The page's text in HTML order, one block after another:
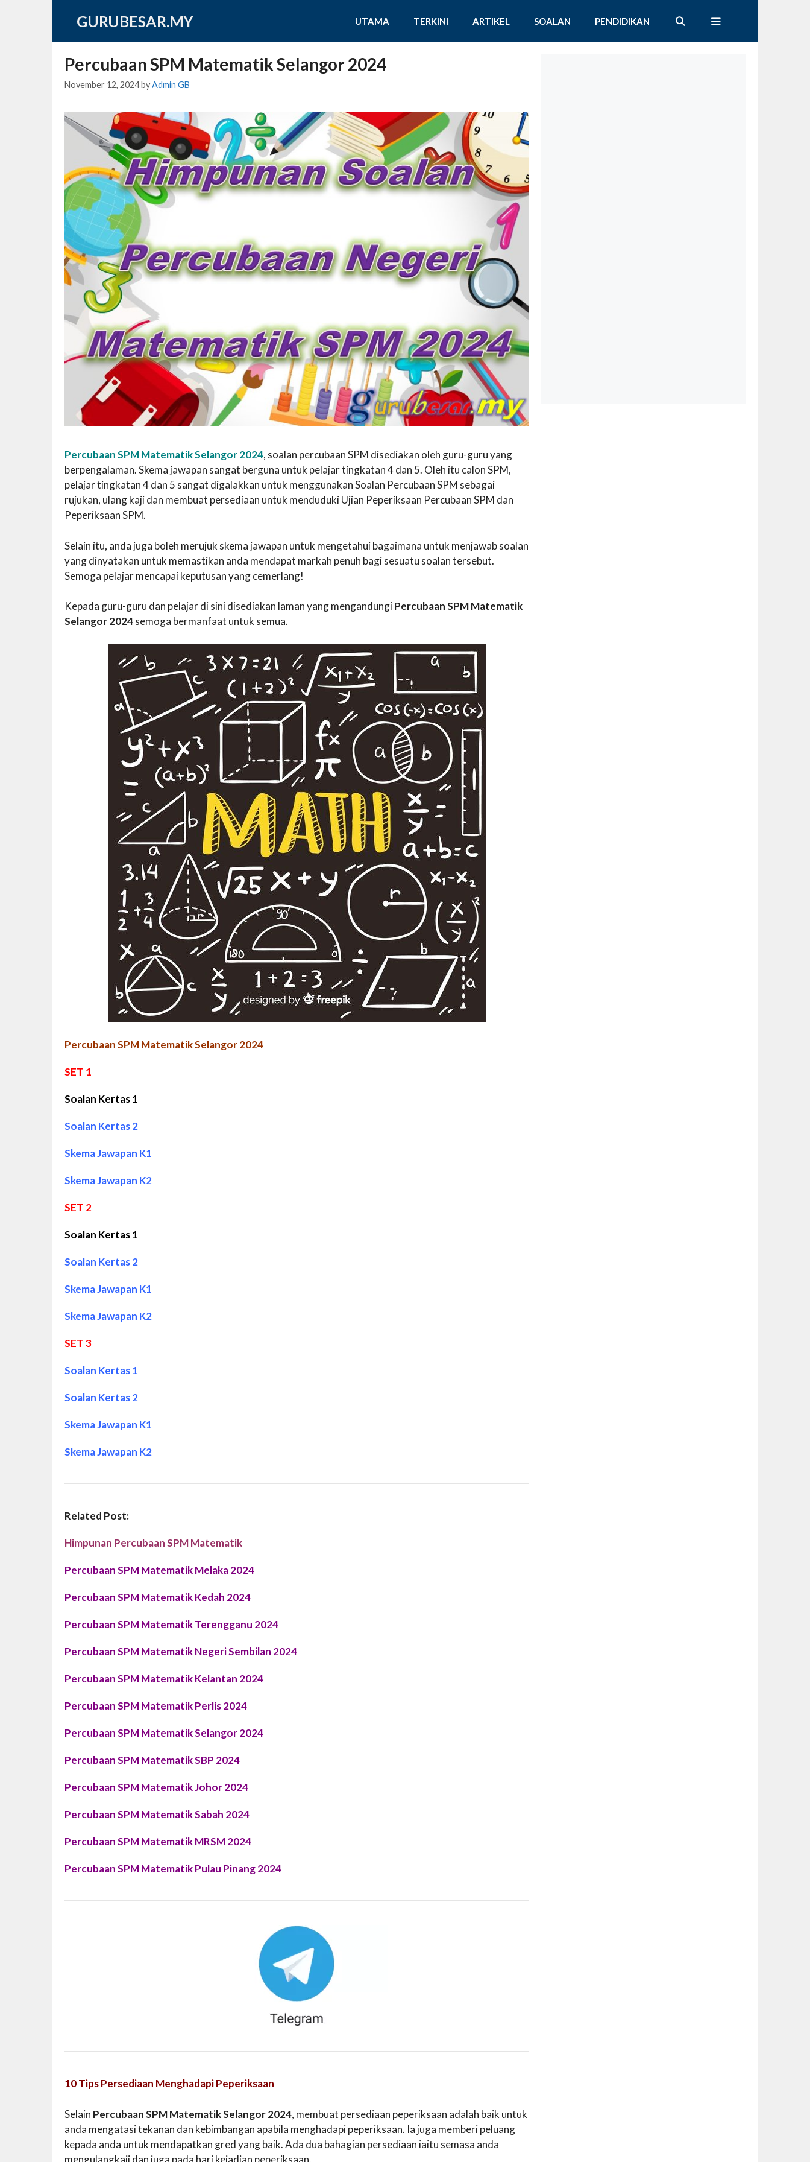
GURUBESAR.MY UTAMA TERKINI ARTIKEL SOALAN PENDIDIKAN
Percubaan SPM Matematik Selangor 2024
November 12, 2024byAdmin GB
Percubaan SPM Matematik Selangor 2024, soalan percubaan SPM disediakan oleh guru-guru yang
berpengalaman. Skema jawapan sangat berguna untuk pelajar tingkatan 4 dan 5. Oleh itu calon SPM,
pelajar tingkatan 4 dan 5 sangat digalakkan untuk menggunakan Soalan Percubaan SPM sebagai
rujukan, ulang kaji dan membuat persediaan untuk menduduki Ujian Peperiksaan Percubaan SPM dan
Peperiksaan SPM.
Selain itu, anda juga boleh merujuk skema jawapan untuk mengetahui bagaimana untuk menjawab soalan
yang dinyatakan untuk memastikan anda mendapat markah penuh bagi sesuatu soalan tersebut.
Semoga pelajar mencapai keputusan yang cemerlang!
Kepada guru-guru dan pelajar di sini disediakan laman yang mengandungiPercubaan SPM Matematik
Selangor 2024semoga bermanfaat untuk semua.
Percubaan SPM Matematik Selangor 2024
SET 1
Soalan Kertas 1
Soalan Kertas 2
Skema Jawapan K1
Skema Jawapan K2
SET 2
Soalan Kertas 1
Soalan Kertas 2
Skema Jawapan K1
Skema Jawapan K2
SET 3
Soalan Kertas 1
Soalan Kertas 2
Skema Jawapan K1
Skema Jawapan K2
Related Post:
Himpunan Percubaan SPM Matematik
Percubaan SPM Matematik Melaka 2024
Percubaan SPM Matematik Kedah 2024
Percubaan SPM Matematik Terengganu 2024
Percubaan SPM Matematik Negeri Sembilan 2024
Percubaan SPM Matematik Kelantan 2024
Percubaan SPM Matematik Perlis 2024
Percubaan SPM Matematik Selangor 2024
Percubaan SPM Matematik SBP 2024
Percubaan SPM Matematik Johor 2024
Percubaan SPM Matematik Sabah 2024
Percubaan SPM Matematik MRSM 2024
Percubaan SPM Matematik Pulau Pinang 2024
10 Tips Persediaan Menghadapi Peperiksaan
Selain Percubaan SPM Matematik Selangor 2024, membuat persediaan peperiksaan adalah baik untuk
anda mengatasi tekanan dan kebimbangan apabila menghadapi peperiksaan. Ia juga memberi peluang
kepada anda untuk mendapatkan gred yang baik. Ada dua bahagian persediaan iaitu semasa anda
mengulangkaji dan juga pada hari kejadian peperiksaan.